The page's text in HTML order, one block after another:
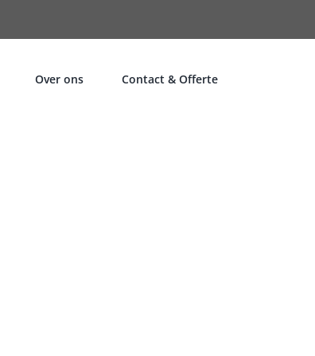
Over ons Contact & Offerte